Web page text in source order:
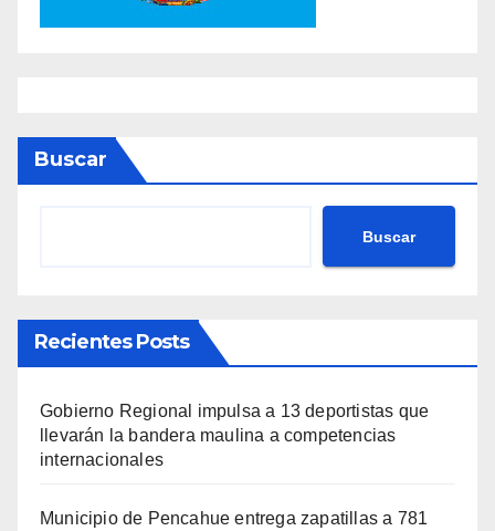
Buscar
Buscar
Recientes Posts
Gobierno Regional impulsa a 13 deportistas que
llevarán la bandera maulina a competencias
internacionales
Municipio de Pencahue entrega zapatillas a 781